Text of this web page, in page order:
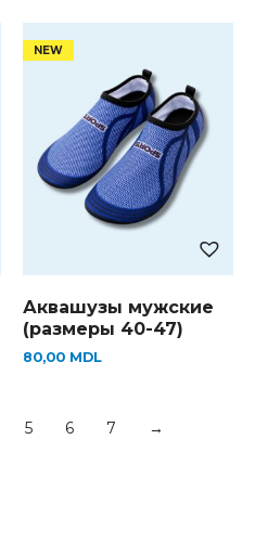
Аквашузы мужские
(размеры 40-47)
80,00 MDL
5 6 7 →